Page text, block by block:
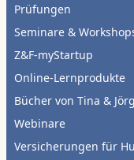
Prüfungen
Seminare &
Z&F-myStartup
Online-Lernprodukte
Bücher von Tina & Jörg
Webinare
Versicherungen für